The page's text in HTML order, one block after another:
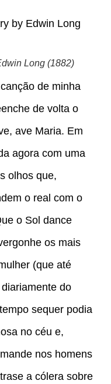
Long (1882)
de minha
de volta o
ave Maria. Em
agora com uma
olhos que,
o real com o
o Sol dance
os mais
(que até
do
sequer podia
no céu e,
nos homens
a cólera sobre